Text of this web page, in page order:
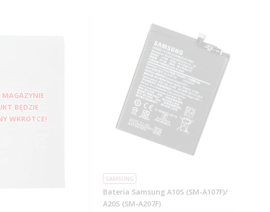
SAMSUNG
Bateria Samsung A10S (SM-A107F)/
A20S (SM-A207F)